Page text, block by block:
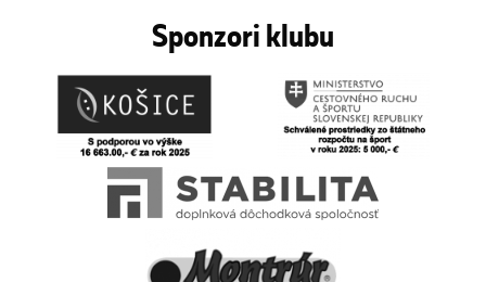
Sponzori klubu